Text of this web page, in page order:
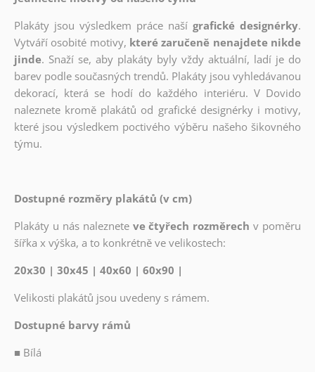
Plakáty jsou výsledkem práce naší grafické designérky.
Vytváří osobité motivy, které zaručeně nenajdete nikde
jinde. Snaží se, aby plakáty byly vždy aktuální, ladí je do
barev podle současných trendů. Plakáty jsou vyhledávanou
dekorací, která se hodí do každého interiéru. V Dovido
naleznete kromě plakátů od grafické designérky i motivy,
které jsou výsledkem poctivého výběru našeho šikovného
týmu.
Dostupné rozměry plakátů (v cm)
Plakáty u nás naleznete ve čtyřech rozměrech v poměru
šířka x výška, a to konkrétně ve velikostech:
20x30 | 30x45 | 40x60 | 60x90 |
Velikosti plakátů jsou uvedeny s rámem.
Dostupné barvy rámů
■ Bílá